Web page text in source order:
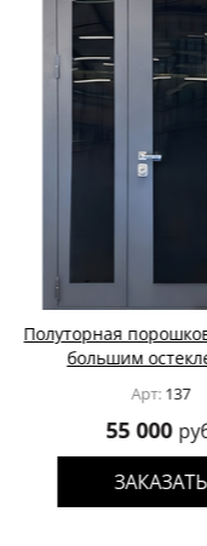
Полуторная порошковая
большим
137
55 000руб.
ЗАКАЗАТЬ